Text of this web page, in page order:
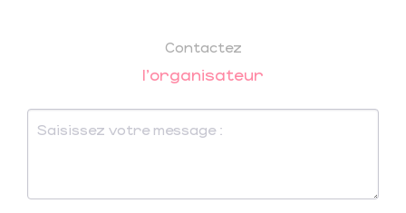
Contactez
l'organisateur